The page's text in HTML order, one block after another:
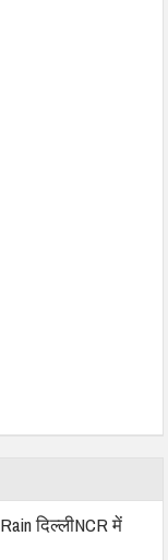
दिल्लीNCR में